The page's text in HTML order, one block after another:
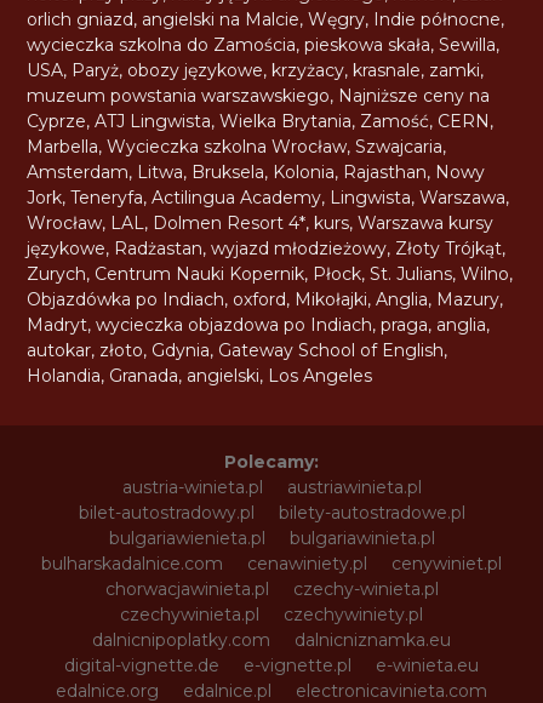
orlich gniazd, angielski na Malcie,Węgry, Indie północne,
wycieczka szkolna do Zamościa,pieskowa skała,Sewilla,
USA, Paryż, obozy językowe, krzyżacy, krasnale, zamki,
muzeum powstania warszawskiego, Najniższe ceny na
Cyprze,ATJ Lingwista,Wielka Brytania, Zamość, CERN,
Marbella,Wycieczka szkolna Wrocław,Szwajcaria,
Amsterdam, Litwa, Bruksela, Kolonia, Rajasthan, Nowy
Jork,Teneryfa,Actilingua Academy, Lingwista,Warszawa,
Wrocław, LAL, Dolmen Resort 4*, kurs,Warszawa kursy
językowe, Radżastan,wyjazd młodzieżowy, Złoty Trójkąt,
Zurych, Centrum Nauki Kopernik, Płock,St. Julians,Wilno,
Objazdówka po Indiach, oxford, Mikołajki,Anglia, Mazury,
Madryt,wycieczka objazdowa po Indiach,praga, anglia,
autokar, złoto, Gdynia, Gateway School of English,
Holandia, Granada, angielski, Los Angeles
Polecamy:
austria-winieta.pl
austriawinieta.pl
bilet-autostradowy.pl
bilety-autostradowe.pl
bulgariawienieta.pl
bulgariawinieta.pl
bulharskadalnice.com
cenawiniety.pl
cenywiniet.pl
chorwacjawinieta.pl
czechy-winieta.pl
czechywinieta.pl
czechywiniety.pl
dalnicnipoplatky.com
dalnicniznamka.eu
digital-vignette.de
e-vignette.pl
e-winieta.eu
edalnice.org
edalnice.pl
electronicavinieta.com